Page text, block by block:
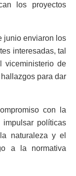
los proyectos
junio enviaron los
interesadas, tal
viceministerio de
para dar
con la
políticas
naturaleza y el
a la normativa